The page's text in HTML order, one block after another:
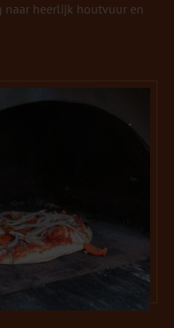
heerlijk houtvuur en